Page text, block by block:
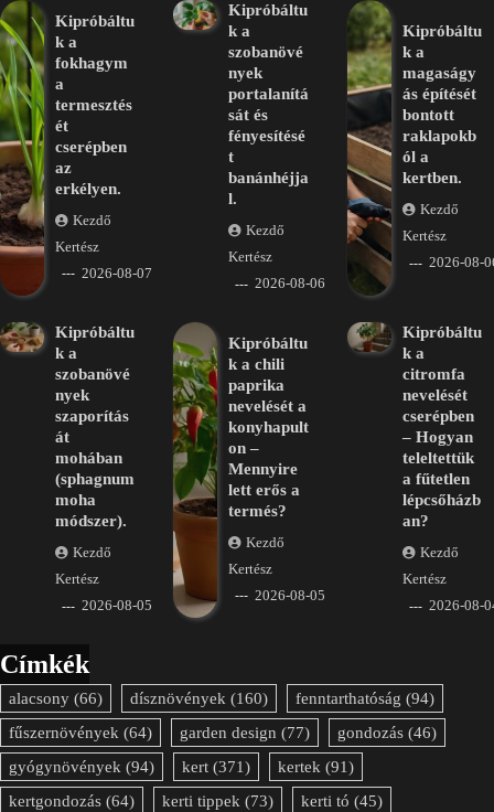
Kipróbáltu
k a
fokhagym
a
termesztés
ét
cserépben
az
erkélyen.
Kezdő
Kertész
2026-08-07
Kipróbáltu
k a
szobanövé
nyek
portalanítá
sát és
fényesítésé
t
banánhéjja
l.
Kezdő
Kertész
2026-08-06
Kipróbáltu
k a
magaságy
ás építését
bontott
raklapokb
ól a
kertben.
Kezdő
Kertész
2026-08-
Kipróbáltu
k a
szobanövé
nyek
szaporítás
át
mohában
(sphagnum
moha
módszer).
Kezdő
Kertész
2026-08-05
Kipróbáltu
k a chili
paprika
nevelését a
konyhapult
on –
Mennyire
lett erős a
termés?
Kezdő
Kertész
2026-08-05
Kipróbáltu
k a
citromfa
nevelését
cserépben
– Hogyan
teleltettük
a fűtetlen
lépcsőházb
an?
Kezdő
Kertész
2026-08-
Címkék
alacsony (66) dísznövények (160) fenntarthatóság (94)
fűszernövények (64) garden design (77) gondozás (46)
gyógynövények (94) kert (371) kertek (91)
kertgondozás (64) kerti tippek (73) kerti tó (45)